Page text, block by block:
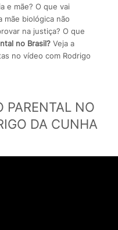
e mãe? O que vai
mãe biológica não
na justiça? O que
no Brasil?Veja a
no vídeo com Rodrigo
PARENTAL NO
DA CUNHA